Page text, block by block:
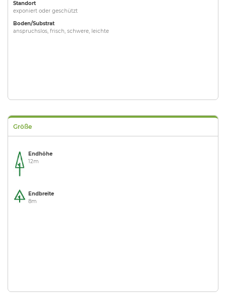
Standort
exponiert oder geschützt
Boden/Substrat
anspruchslos, frisch, schwere, leichte
Größe
Endhöhe
12m
Endbreite
8m